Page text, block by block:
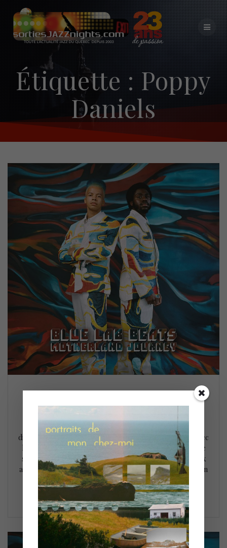
Skip
to
content
Étiquette :Poppy
Daniels
10 juillet 2022
Le Festival International de Jazz de Montréal s’est achevé
dimanche dernier (9 juillet) sur une note des plus festive avec
la performance de Blue Lab Beats, célébrant au passage le
succès d’une édition synonyme de retrouvailles après deux
années de disette pandémique. Pour son premier concert en
sol montréalais, le duo britannique a transformé le…
LIRE LA SUITE